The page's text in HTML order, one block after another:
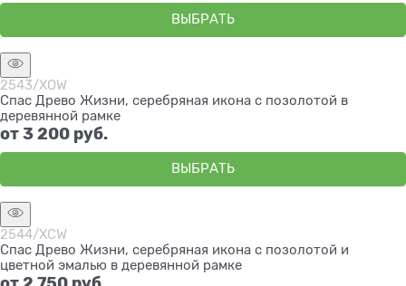
ВЫБРАТЬ
2543/XOW
Спас Древо Жизни, серебряная икона с позолотой в
деревянной рамке
от3 200 руб.
ВЫБРАТЬ
2544/XCW
Спас Древо Жизни, серебряная икона с позолотой и
цветной эмалью в деревянной рамке